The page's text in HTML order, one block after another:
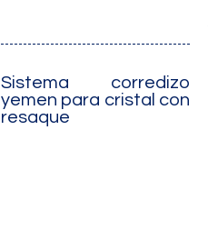
Sistema corredizo
yemen para cristal con
resaque